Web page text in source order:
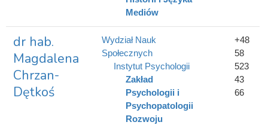
Mediów
dr hab.
Magdalena
Chrzan-
Dętkoś
+48
58
523
43
66
Wydział Nauk
Społecznych
Instytut Psychologii
Zakład
Psychologii i
Psychopatologii
Rozwoju